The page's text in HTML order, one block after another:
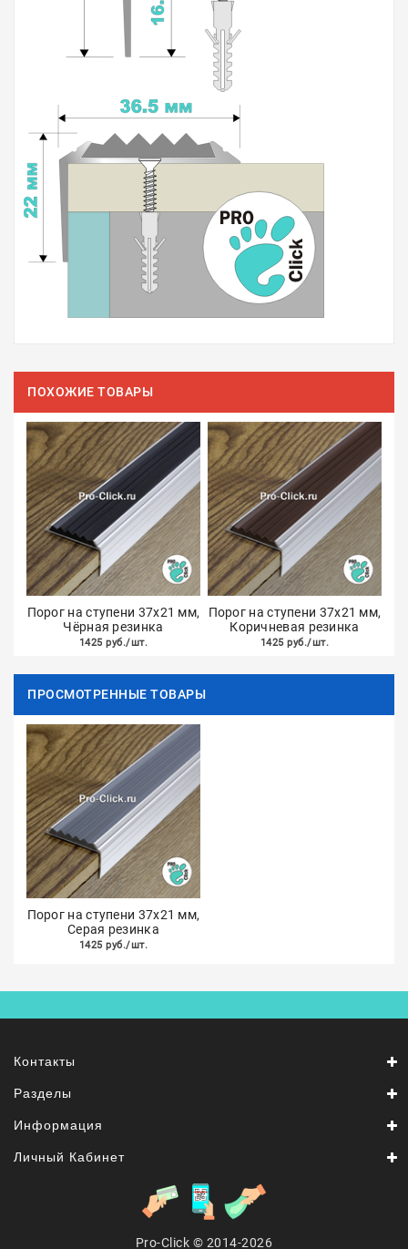
ПОХОЖИЕ ТОВАРЫ
Порог на ступени 37x21 мм,
Чёрная резинка
1425 руб./шт.
Порог на ступени 37х21 мм,
Коричневая резинка
1425 руб./шт.
ПРОСМОТРЕННЫЕ ТОВАРЫ
Порог на ступени 37х21 мм,
Серая резинка
1425 руб./шт.
Контакты
Разделы
Информация
Личный Кабинет
Pro-Click © 2014-2026